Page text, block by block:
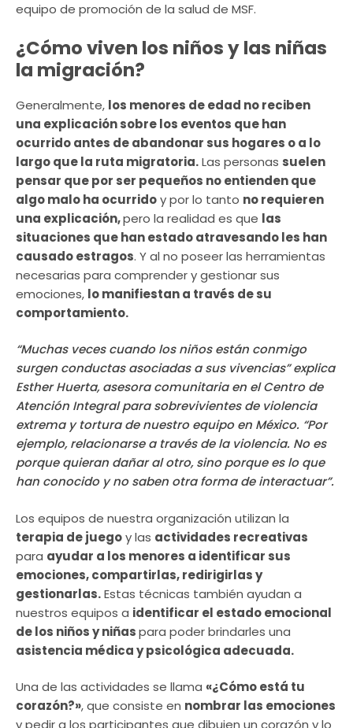
equipo de promoción de la salud de MSF.
¿Cómo viven los niños y las niñas
la migración?
Generalmente, los menores de edad no reciben
una explicación sobre los eventos que han
ocurrido antes de abandonar sus hogares o a lo
largo que la ruta migratoria.Las personas suelen
pensar que por ser pequeños no entienden que
algo malo ha ocurridoy por lo tanto no requieren
una explicación,pero la realidad es que las
situaciones que han estado atravesando les han
causado estragos. Y al no poseer las herramientas
necesarias para comprender y gestionar sus
emociones, lo manifiestan a través de su
comportamiento.
“Muchas veces cuando los niños están conmigo
surgen conductas asociadas a sus vivencias” explica
Esther Huerta, asesora comunitaria en el Centro de
Atención Integral para sobrevivientes de violencia
extrema y tortura de nuestro equipo en México. “Por
ejemplo, relacionarse a través de la violencia. No es
porque quieran dañar al otro, sino porque es lo que
han conocido y no saben otra forma de interactuar”.
Los equipos de nuestra organización utilizan la
terapia de juegoy las actividades recreativas
para ayudar a los menores a identificar sus
emociones, compartirlas, redirigirlas y
gestionarlas.Estas técnicas también ayudan a
nuestros equipos a identificar el estado emocional
de los niños y niñaspara poder brindarles una
asistencia médica y psicológica adecuada.
Una de las actividades se llama «¿Cómo está tu
corazón?», que consiste en nombrar las emociones
y pedir a los participantes que dibujen un corazón y lo